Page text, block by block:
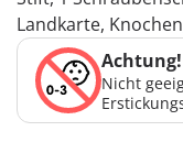
Landkarte,
Achtung!
Nicht